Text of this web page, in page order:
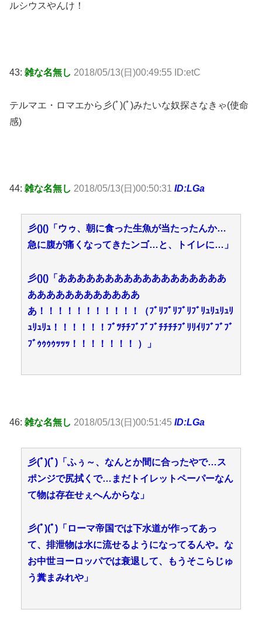
ルシウスやんけ！
43: 雑な名無し 2018/05/13(日)00:49:55 ID:etC
テルマエ・ロマエから彡(ﾟ)(ﾟ)みたいな奴探さなきゃ(使命
感)
44: 雑な名無し 2018/05/13(日)00:50:31 ID:LGa
彡()()「ウゥ、朝に食った生魚が当たったんか…
急に腹が痛くなってきたンゴ…と、トイレに…」
彡()()「ああああああああああああああああああ
ああああああああああああ
あ！！！！！！！！！！！（ﾌﾞﾘﾌﾞﾘﾌﾞﾘﾌﾞﾘｭﾘｭﾘｭﾘ
ｭﾘｭﾘｭ！！！！！！ﾌﾞﾂﾁﾁﾌﾞﾌﾞﾌﾞﾁﾁﾁﾁﾌﾞﾘﾘｲﾘﾌﾞﾌﾞﾌﾞ
ﾌﾞｩｩｩｩｯｯｯ！！！！！！！ ）」
46: 雑な名無し 2018/05/13(日)00:51:45 ID:LGa
彡(ﾟ)(ﾟ)「ふぅ～、なんとか間に合ったやで…ス
ポンジで尻拭くで…まだトイレットペーパーなん
て物は存在せぇへんからな」
彡(ﾟ)(ﾟ)「ローマ帝国では下水道が作ってあっ
て、排泄物は水に流せるようになってるんや。な
お中世ヨーロッパでは衰退して、もうそこらじゅ
う糞まみれや」